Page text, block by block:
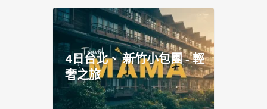
4日台北、 新竹小包團 - 輕
奢之旅